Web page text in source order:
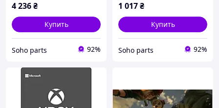
4 236₴
Купить
Soho parts 92%
1 017₴
Купить
Soho parts 92%